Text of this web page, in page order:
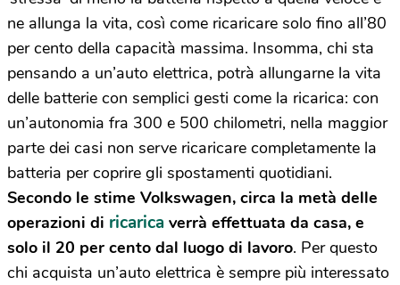
ne allunga la vita, così come ricaricare solo fino all’80
per cento della capacità massima. Insomma, chi sta
pensando a un’auto elettrica, potrà allungarne la vita
delle batterie con semplici gesti come la ricarica: con
un’autonomia fra 300 e 500 chilometri, nella maggior
parte dei casi non serve ricaricare completamente la
batteria per coprire gli spostamenti quotidiani.
Secondo le stime Volkswagen, circa la metà delle
operazioni di ricarica verrà effettuata da casa, e
solo il 20 per cento dal luogo di lavoro. Per questo
chi acquista un’auto elettrica è sempre più interessato